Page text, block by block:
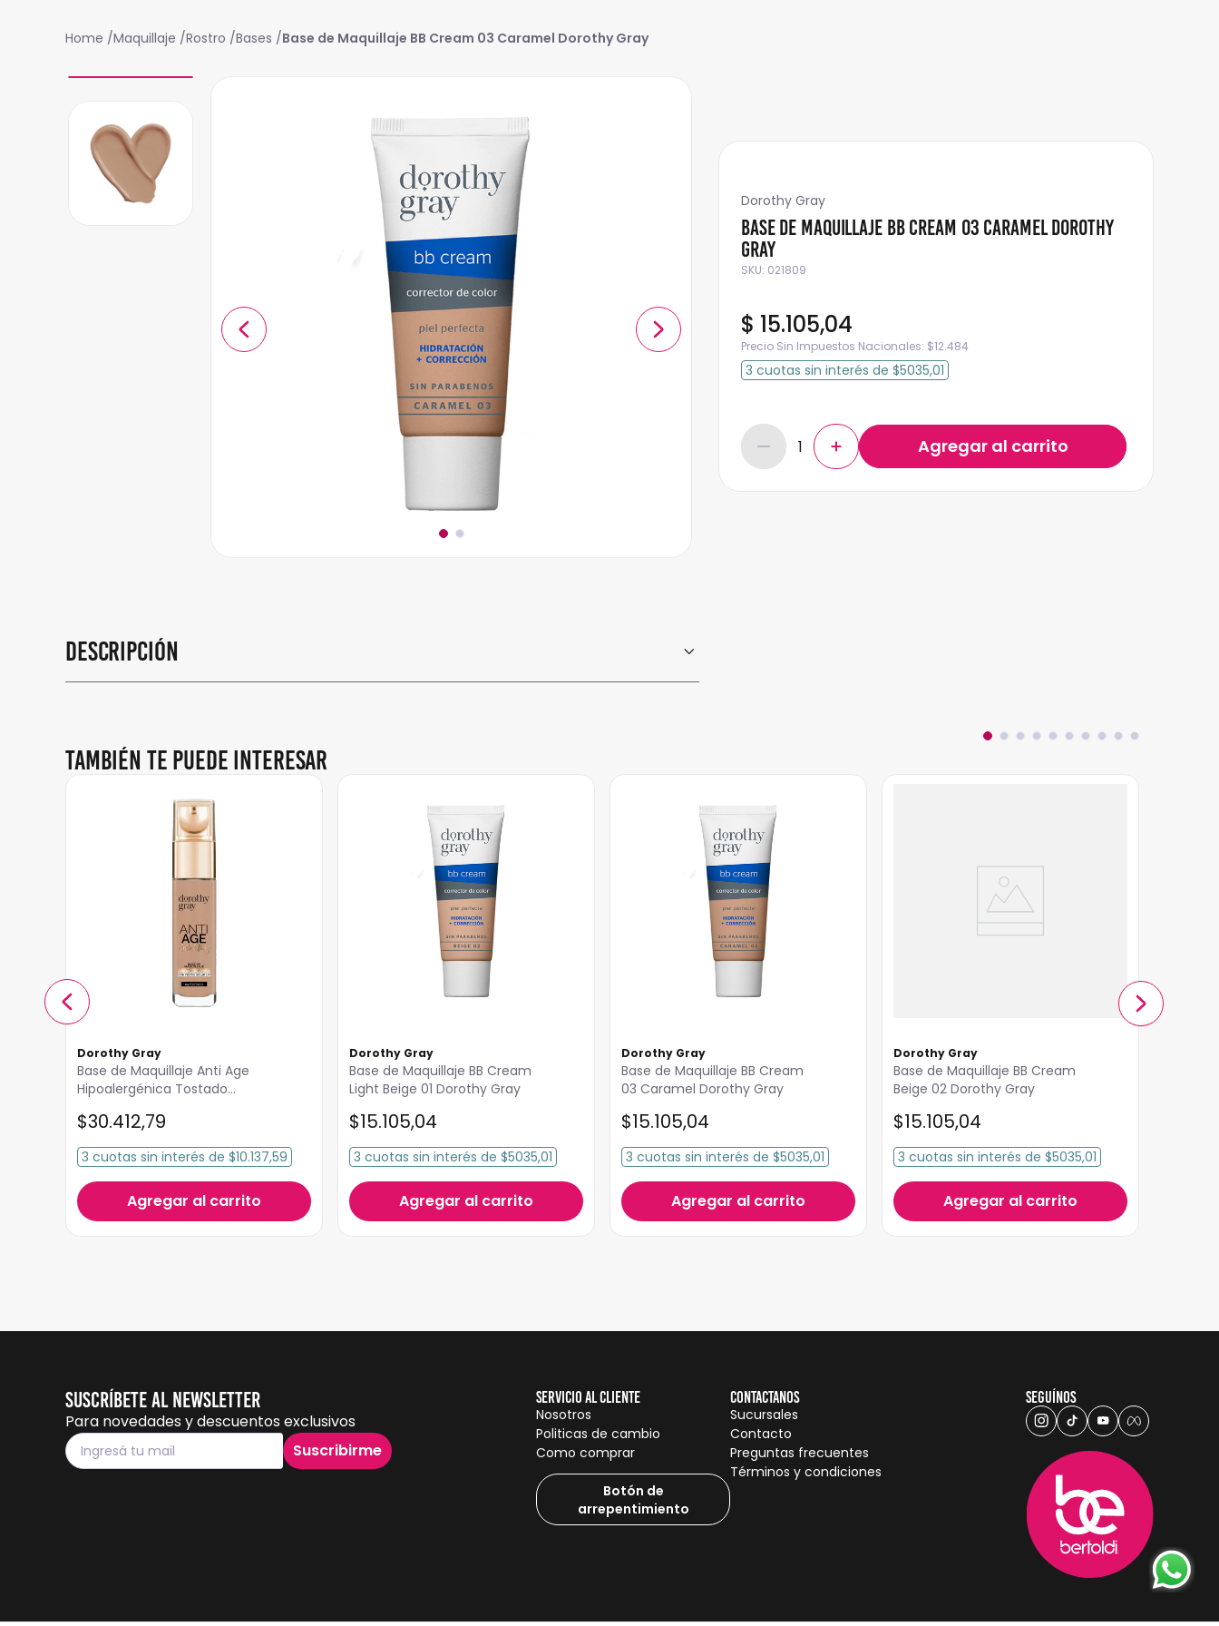
Maquillaje Rostro Bases Base de Maquillaje BB Cream 03 Caramel Dorothy Gray
Descripción
Dorothy Gray
Base de Maquillaje BB Cream 03 Caramel Dorothy
Gray
SKU: 021809
$ 15.105,04
Precio Sin Impuestos Nacionales: $12.484
3 cuotas sin interés de $5035,01
También te puede interesar
Dorothy Gray
Base de Maquillaje Anti Age
Hipoalergénica Tostado
$30.412,79
3 cuotas sin interés de $10.137,59
Agregar al carrito
Dorothy Gray
Base de Maquillaje BB Cream
Light Beige 01 Dorothy Gray
$15.105,04
3 cuotas sin interés de $5035,01
Agregar al carrito
Dorothy Gray
Base de Maquillaje BB Cream
03 Caramel Dorothy Gray
$15.105,04
3 cuotas sin interés de $5035,01
Agregar al carrito
Dorothy Gray
Base de Maquillaje BB Cream
Beige 02 Dorothy Gray
$15.105,04
3 cuotas sin interés de $5035,01
Agregar al carrito
Suscríbete al Newsletter
Para novedades y descuentos exclusivos
Suscribirme
Servicio al cliente
Nosotros
Politicas de cambio
Como comprar
Botón de
arrepentimiento
Contactanos
Sucursales
Contacto
Preguntas frecuentes
Términos y condiciones
Seguínos